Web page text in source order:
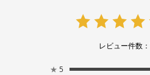
レビュー件数：
★ 5